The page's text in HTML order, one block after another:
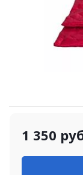
1 350